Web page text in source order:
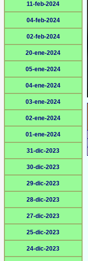
11-feb-2024
04-feb-2024
02-feb-2024
20-ene-2024
05-ene-2024
04-ene-2024
03-ene-2024
02-ene-2024
01-ene-2024
31-dic-2023
30-dic-2023
29-dic-2023
28-dic-2023
27-dic-2023
25-dic-2023
24-dic-2023